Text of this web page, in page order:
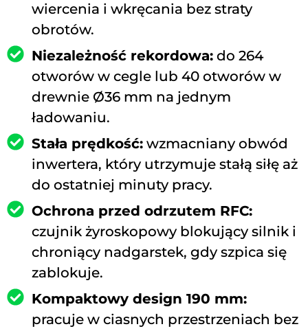
wiercenia i wkręcania bez straty
obrotów.
Niezależność rekordowa: do 264
otworów w cegle lub 40 otworów w
drewnie Ø36 mm na jednym
ładowaniu.
Stała prędkość: wzmacniany obwód
inwertera, który utrzymuje stałą siłę aż
do ostatniej minuty pracy.
Ochrona przed odrzutem RFC:
czujnik żyroskopowy blokujący silnik i
chroniący nadgarstek, gdy szpica się
zablokuje.
Kompaktowy design 190 mm:
pracuje w ciasnych przestrzeniach bez